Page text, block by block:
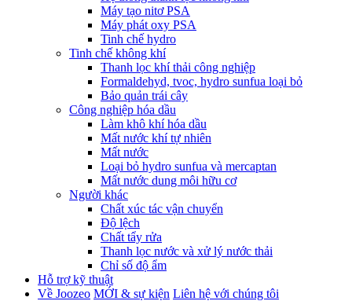
Máy tạo nitơ PSA
Máy phát oxy PSA
Tinh chế hydro
Tinh chế không khí
Thanh lọc khí thải công nghiệp
Formaldehyd, tvoc, hydro sunfua loại bỏ
Bảo quản trái cây
Công nghiệp hóa dầu
Làm khô khí hóa dầu
Mất nước khí tự nhiên
Mất nước
Loại bỏ hydro sunfua và mercaptan
Mất nước dung môi hữu cơ
Người khác
Chất xúc tác vận chuyển
Độ lệch
Chất tẩy rửa
Thanh lọc nước và xử lý nước thải
Chỉ số độ ẩm
Hỗ trợ kỹ thuật
Về Joozeo MỚI & sự kiện Liên hệ với chúng tôi